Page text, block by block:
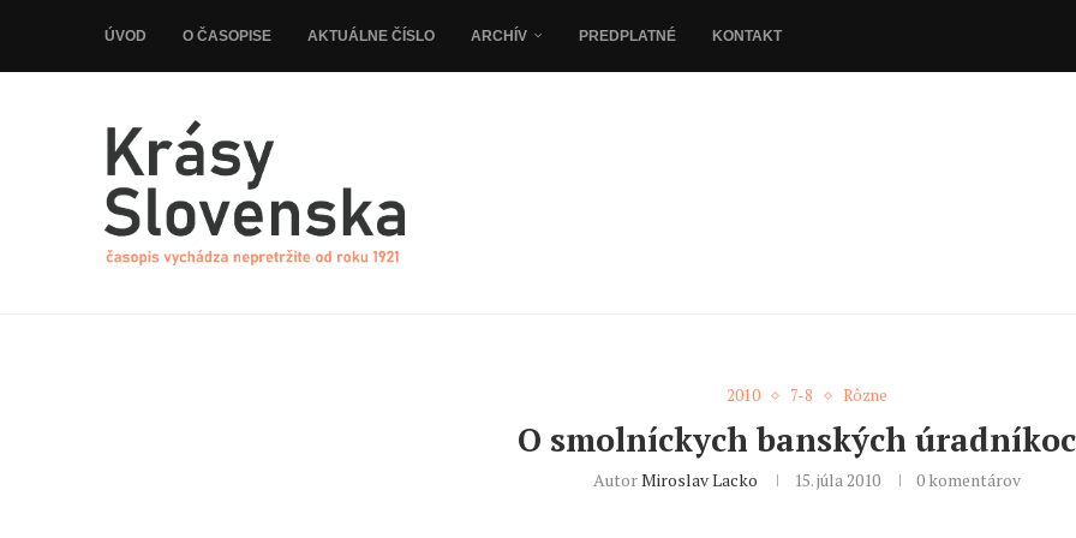
ÚVOD O ČASOPISE AKTUÁLNE ČÍSLO ARCHÍV PREDPLATNÉ KONTAKT
2010 7-8 Rôzne
O smolníckych banských
AutorMiroslav Lacko 15. júla 2010 0 komentárov